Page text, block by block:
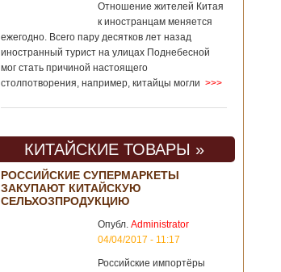
Отношение жителей Китая
к иностранцам меняется
ежегодно. Всего пару десятков лет назад
иностранный турист на улицах Поднебесной
мог стать причиной настоящего
столпотворения, например, китайцы могли >>>
КИТАЙСКИЕ ТОВАРЫ »
РОССИЙСКИЕ СУПЕРМАРКЕТЫ
ЗАКУПАЮТ КИТАЙСКУЮ
СЕЛЬХОЗПРОДУКЦИЮ
Опубл. Administrator
04/04/2017 - 11:17
Российские импортёры